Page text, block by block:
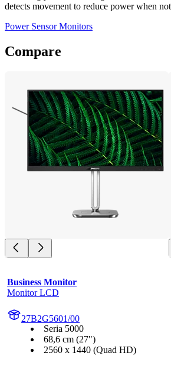
detects movement to reduce power when
Power Sensor Monitors
Compare
Business Monitor
Monitor LCD
27B2G5601/00
Seria 5000
68,6 cm (27")
2560 x 1440 (Quad HD)